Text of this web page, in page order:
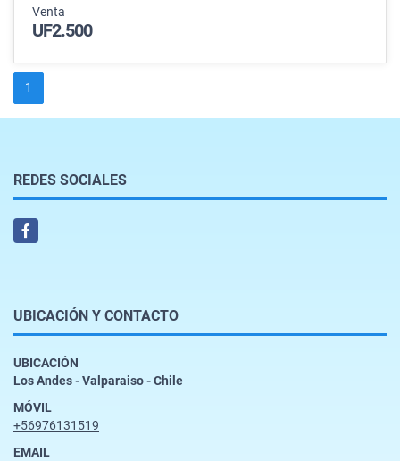
Venta
UF2.500
1
REDES SOCIALES
Facebook
UBICACIÓN Y CONTACTO
UBICACIÓN
Los Andes - Valparaiso - Chile
MÓVIL
+56976131519
EMAIL